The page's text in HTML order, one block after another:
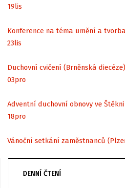
19lis
Konference na téma umění a
23lis
Duchovní cvičení (Brněnská diecéze)
03pro
Adventní duchovní obnovy ve Štěkni
18pro
Vánoční setkání zaměstnanců
DENNÍ ČTENÍ